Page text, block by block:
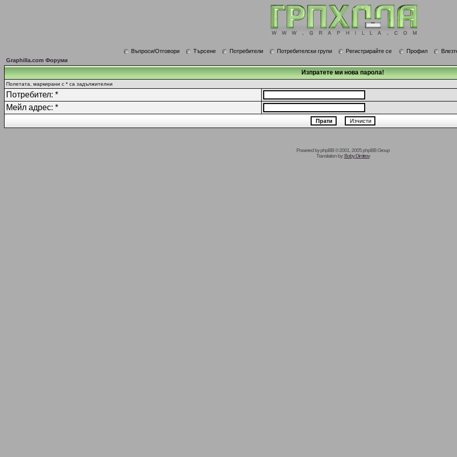
Въпроси/Отговори Търсене Потребители Потребителски групи Регистрирайте се Профил
Graphilla.com Форуми
Изпратете ми нова парола!
Полетата, маркирани с * са задължителни
Потребител: *
Мейл адрес: *
Powered byphpBB© 2001, 2005 phpBB Group
Translation by:Boby Dimitrov